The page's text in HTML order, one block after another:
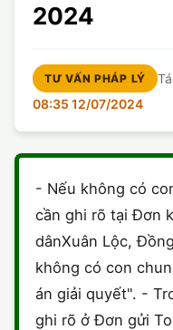
CHUYÊN VIÊN
TUYỂN DỤNG
DOANH NGHIỆP
ĐẤT ĐAI
GIẤY PHÉP CON
HÌNH SỰ
HÔN NHÂN VÀ GIA
LAO ĐỘNG
SỞ HỮU TRÍ TUỆ
DÂN SỰ
DỊCH VỤ
ĐẤT ĐAI
GIẤY PHÉP CON
HÀNH CHÍNH
HÌNH SỰ
SOẠN ĐƠN
ĐĂNG KÝ XE
HÀNH CHÍNH
DOANH NGHIỆP
LY HÔN
ĐẤT ĐAI
HÌNH SỰ
HỢP ĐỒNG
2024
TƯ VẤN PHÁP LÝ
08:35 12/07/2024
- Nếu không có
cần ghi rõ tại Đơn
dânXuân Lộc,
không có con
án giải quyết". -
ghi rõ ở Đơn gửi